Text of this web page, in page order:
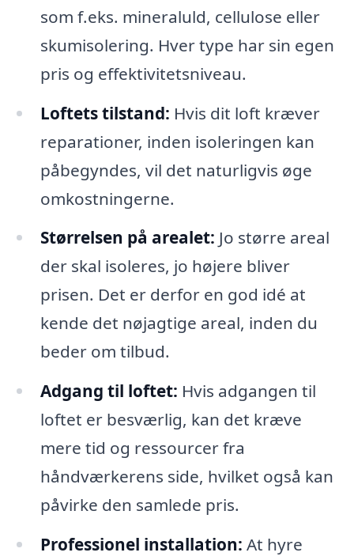
som f.eks. mineraluld, cellulose eller
skumisolering. Hver type har sin egen
pris og effektivitetsniveau.
Loftets tilstand: Hvis dit loft kræver
reparationer, inden isoleringen kan
påbegyndes, vil det naturligvis øge
omkostningerne.
Størrelsen på arealet: Jo større areal
der skal isoleres, jo højere bliver
prisen. Det er derfor en god idé at
kende det nøjagtige areal, inden du
beder om tilbud.
Adgang til loftet: Hvis adgangen til
loftet er besværlig, kan det kræve
mere tid og ressourcer fra
håndværkerens side, hvilket også kan
påvirke den samlede pris.
Professionel installation: At hyre